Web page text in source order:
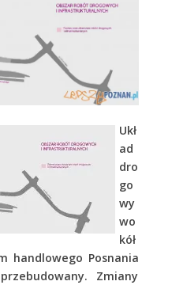
Ukł
ad
dro
go
wy
wo
kół
handlowego Posnania
Zmiany